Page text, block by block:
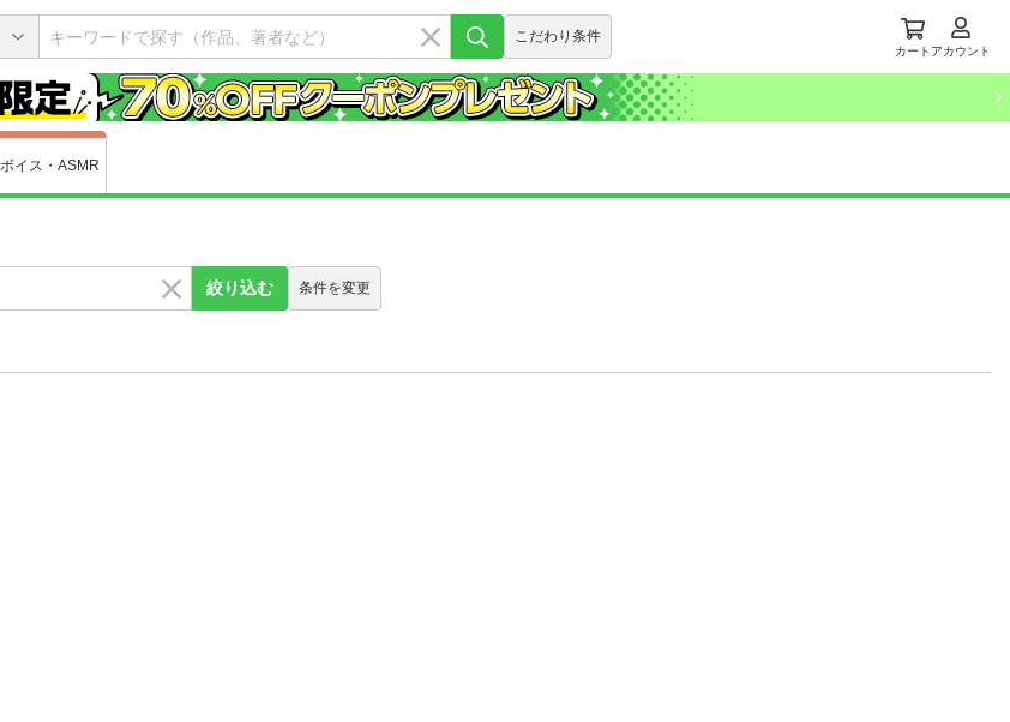
こだわり条件
カート アカウント
ボイス・ASMR
絞り込む 条件を変更